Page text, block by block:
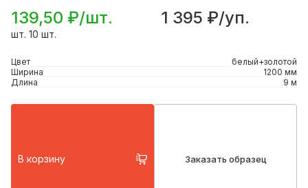
139,50 ₽/шт. 1 395 ₽/уп.
шт. 10 шт.
Цвет
белый+золотой
Ширина
1200 мм
Длина
9 м
В корзину Заказать образец